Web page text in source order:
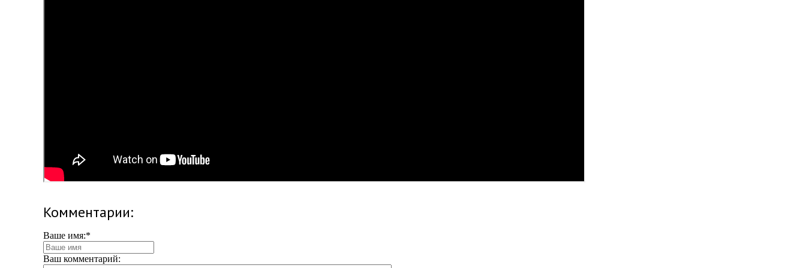
Комментарии:
Ваше имя:*
Ваш комментарий: